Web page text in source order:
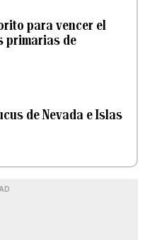
para vencer el
primarias de
de Nevada e Islas